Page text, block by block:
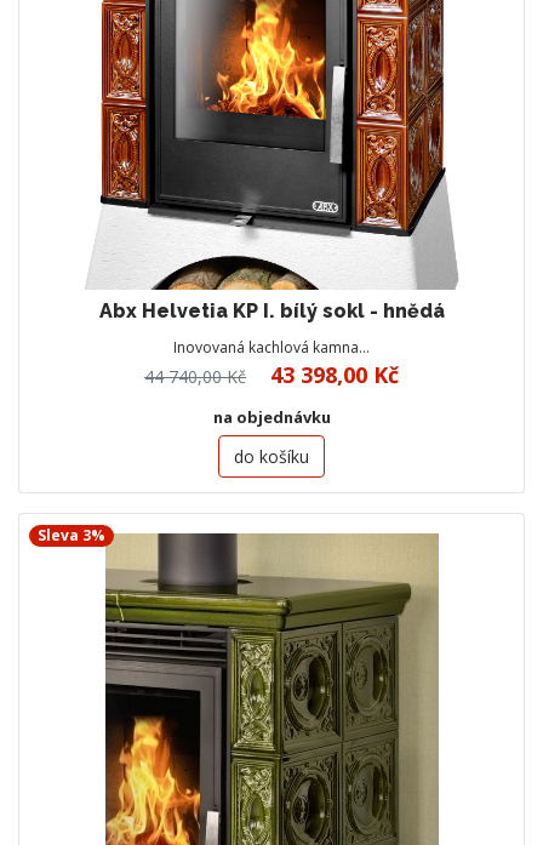
Abx Helvetia KP I. bílý sokl - hnědá
Inovovaná kachlová kamna…
44 740,00 Kč 43 398,00 Kč
na objednávku
do košíku
Sleva 3%